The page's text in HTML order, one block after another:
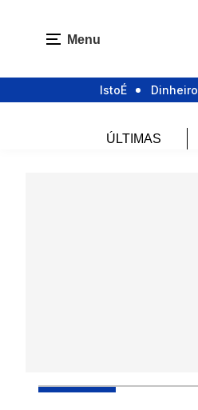
Menu
IstoÉ Dinheiro
ÚLTIMAS